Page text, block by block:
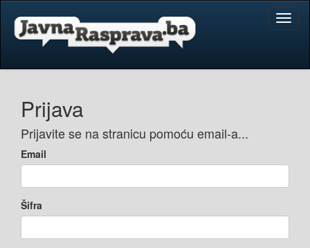
Prijava
Prijavite se na stranicu pomoću email-a...
Email
Šifra